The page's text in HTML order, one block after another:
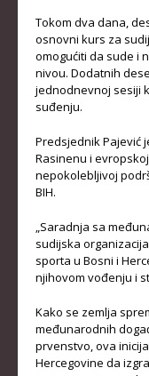
Tokom dva dana,
osnovni kurs za
omogućiti da sude i
nivou. Dodatnih
jednodnevnoj sesiji
suđenju.
Predsjednik Pajević
Rasinenu i
nepokolebljivoj
BIH.
„Saradnja sa
sudijska
sporta u Bosni i
njihovom vođenju i
Kako se zemlja
međunarodnih
prvenstvo, ova
Hercegovine da